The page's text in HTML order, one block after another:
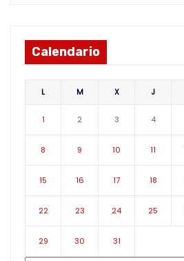
Calendario
L M X J
1 2 3 4
8 9 10 11
15 16 17 18
22 23 24 25
29 30 31